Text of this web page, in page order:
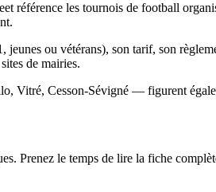
référence les tournois de football
ou vétérans), son tarif, son
de mairies.
Vitré, Cesson-Sévigné — figurent
Prenez le temps de lire la fiche